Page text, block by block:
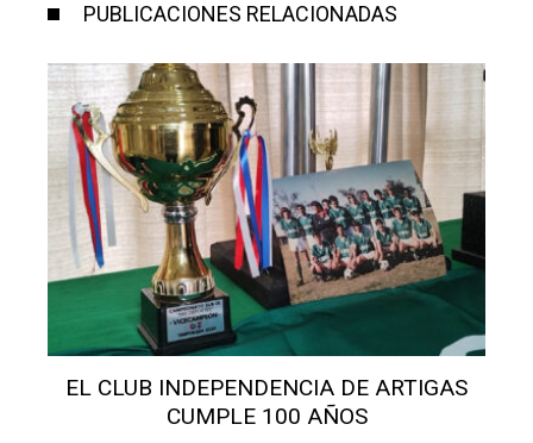
PUBLICACIONES RELACIONADAS
DE ARTIGAS
SALÓN SAN